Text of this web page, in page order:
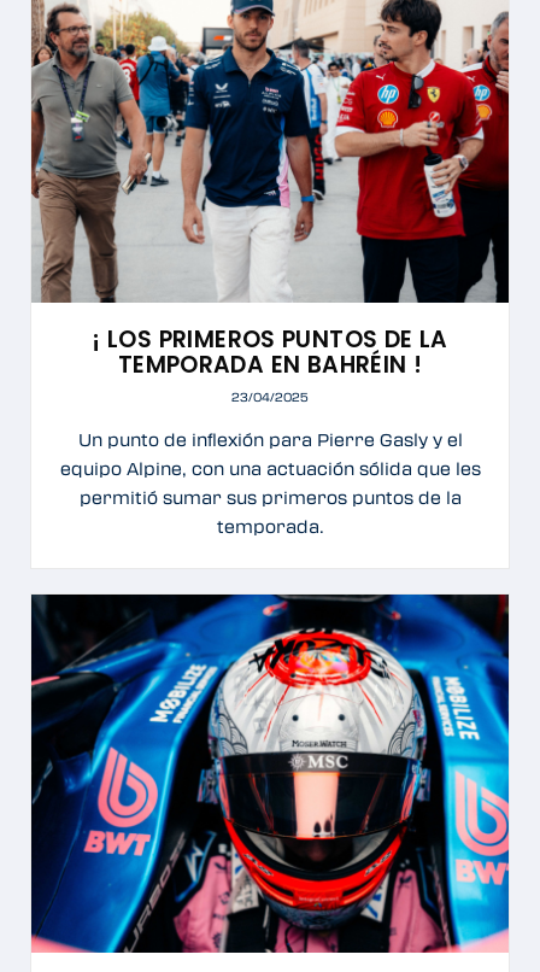
¡ LOS PRIMEROS PUNTOS DE LA
TEMPORADA EN BAHRÉIN !
23/04/2025
Un punto de inflexión para Pierre Gasly y el
equipo Alpine, con una actuación sólida que les
permitió sumar sus primeros puntos de la
temporada.